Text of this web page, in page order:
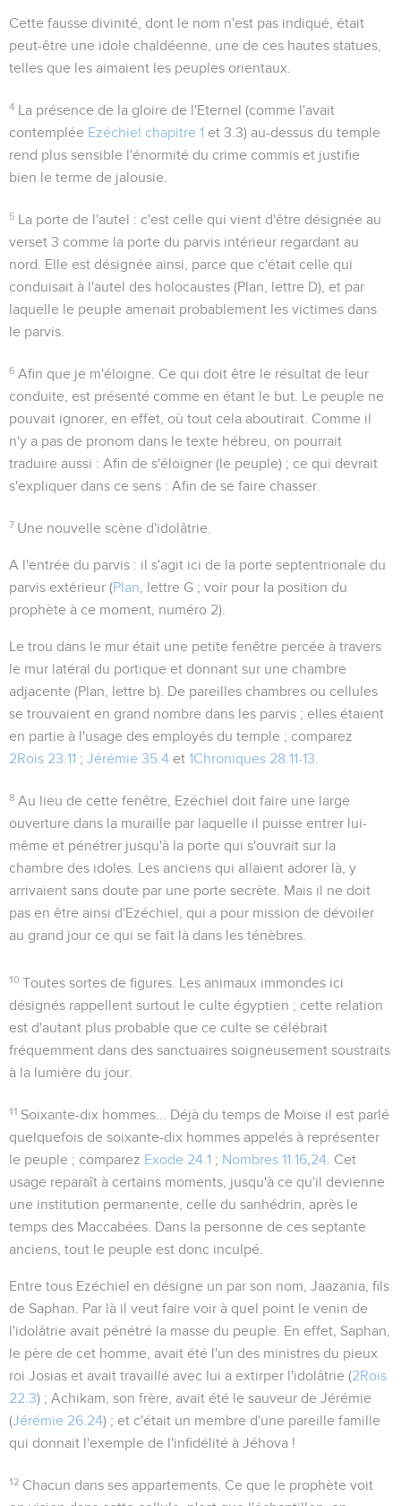
Cette fausse divinité, dont le nom n'est pas indiqué, était
peut-être une idole chaldéenne, une de ces hautes statues,
telles que les aimaient les peuples orientaux.
4 La présence de la gloire de l'Eternel (comme l'avait
contemplée Ezéchiel chapitre 1 et 3.3) au-dessus du temple
rend plus sensible l'énormité du crime commis et justifie
bien le terme de jalousie
5 La porte de l'autel : c'est celle qui vient d'être désignée au
verset 3 comme la porte du parvis intérieur regardant au
nord. Elle est désignée ainsi, parce que c'était celle qui
conduisait à l'autel des holocaustes (Plan, lettre D), et par
laquelle le peuple amenait probablement les victimes dans
le parvis.
6 Afin que je m'éloigne . Ce qui doit être le résultat de leur
conduite, est présenté comme en étant le but . Le peuple ne
pouvait ignorer, en effet, où tout cela aboutirait. Comme il
n'y a pas de pronom dans le texte hébreu, on pourrait
traduire aussi : Afin de s'éloigner (le peuple) ; ce qui devrait
s'expliquer dans ce sens : Afin de se faire chasser.
7 Une nouvelle scène d'idolâtrie.
A l'entrée du parvis : il s'agit ici de la porte septentrionale du
parvis extérieur (Plan , lettre G ; voir pour la position du
prophète à ce moment, numéro 2).
Le trou dans le mur était une petite fenêtre percée à travers
le mur latéral du portique et donnant sur une chambre
adjacente (Plan, lettre b). De pareilles chambres ou cellules
se trouvaient en grand nombre dans les parvis ; elles étaient
en partie à l'usage des employés du temple ; comparez
2Rois 23.11 ; Jérémie 35.4 et 1Chroniques 28.11-13
8 Au lieu de cette fenêtre, Ezéchiel doit faire une large
ouverture dans la muraille par laquelle il puisse entrer lui-
même et pénétrer jusqu'à la porte qui s'ouvrait sur la
chambre des idoles. Les anciens qui allaient adorer là, y
arrivaient sans doute par une porte secrète. Mais il ne doit
pas en être ainsi d'Ezéchiel, qui a pour mission de dévoiler
au grand jour ce qui se fait là dans les ténèbres.
10 Toutes sortes de figures . Les animaux immondes ici
désignés rappellent surtout le culte égyptien ; cette relation
est d'autant plus probable que ce culte se célébrait
fréquemment dans des sanctuaires soigneusement soustraits
à la lumière du jour.
11 Soixante-dix hommes...
Déjà du temps de Moïse il est parlé
quelquefois de soixante-dix hommes appelés à représenter
le peuple ; comparez Exode 24.1 ; Nombres 11.16 24 . Cet
usage reparaît à certains moments, jusqu'à ce qu'il devienne
une institution permanente, celle du sanhédrin, après le
temps des Maccabées. Dans la personne de ces septante
anciens, tout le peuple est donc inculpé.
Entre tous Ezéchiel en désigne un par son nom, Jaazania, fils
de Saphan . Par là il veut faire voir à quel point le venin de
l'idolâtrie avait pénétré la masse du peuple. En effet, Saphan,
le père de cet homme, avait été l'un des ministres du pieux
roi Josias et avait travaillé avec lui a extirper l'idolâtrie (2Rois
22.3) ; Achikam, son frère, avait été le sauveur de Jérémie
(Jérémie 26.24) ; et c'était un membre d'une pareille famille
qui donnait l'exemple de l'infidélité à Jéhova !
12 Chacun dans ses appartements . Ce que le prophète voit